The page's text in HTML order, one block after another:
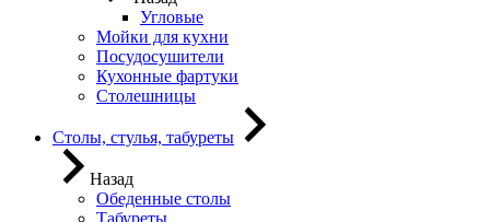
Угловые
Мойки для кухни
Посудосушители
Кухонные фартуки
Столешницы
Столы, стулья, табуреты
Назад
Обеденные столы
Табуреты